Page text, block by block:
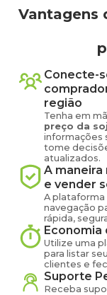
Vantagens
Conecte-
região
Tenha em
preço da
informações
tome
atualizados.
A maneira
e vender
A plataforma
navegação
rápida,
Economia
Utilize uma
para listar
clientes e
Suporte
Receba